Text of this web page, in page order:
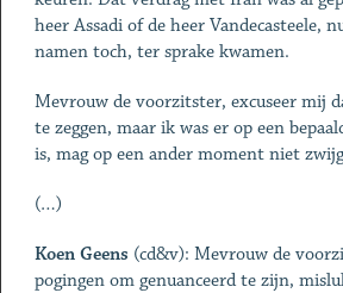
heer Assadi of de heer Vandecasteele,
namen toch, ter sprake kwamen.
Mevrouw de voorzitster, excuseer mij
te zeggen, maar ik was er op een
is, mag op een ander moment niet
(…)
Koen Geens (cd&v): Mevrouw de
pogingen om genuanceerd te zijn,